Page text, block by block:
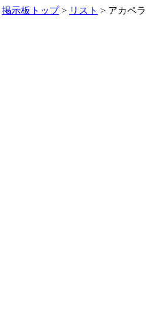
掲示板トップ> リスト > アカペラ